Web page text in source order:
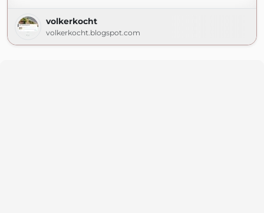
volkerkocht
volkerkocht.blogspot.com